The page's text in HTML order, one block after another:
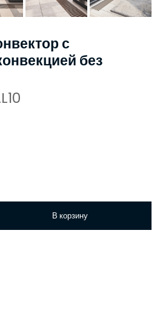
с
без
В корзину